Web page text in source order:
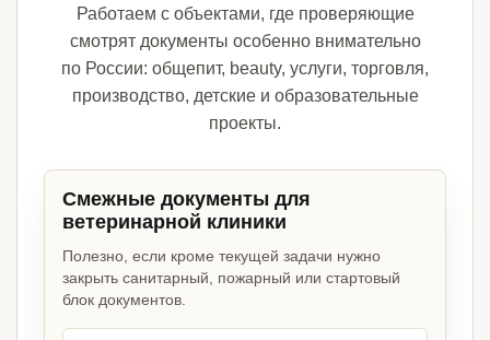
Работаем с объектами, где проверяющие
смотрят документы особенно внимательно
по России: общепит, beauty, услуги, торговля,
производство, детские и образовательные
проекты.
Смежные документы для
ветеринарной клиники
Полезно, если кроме текущей задачи нужно
закрыть санитарный, пожарный или стартовый
блок документов.